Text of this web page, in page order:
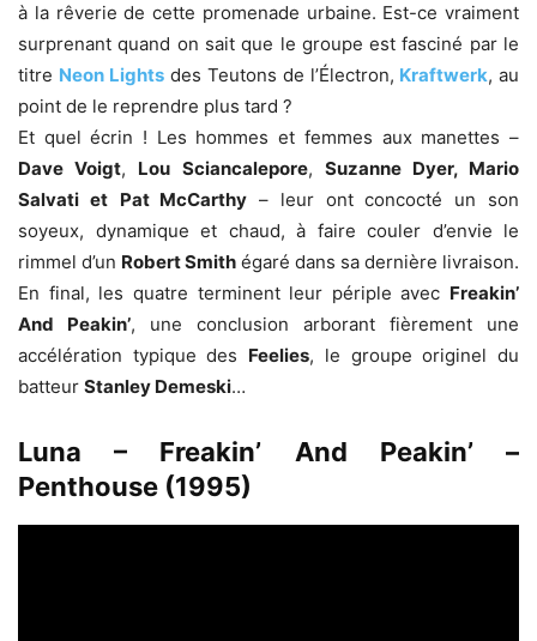
à la rêverie de cette promenade urbaine. Est-ce vraiment
surprenant quand on sait que le groupe est fasciné par le
titre Neon Lights des Teutons de l’Électron, Kraftwerk, au
point de le reprendre plus tard ?
Et quel écrin ! Les hommes et femmes aux manettes –
Dave Voigt, Lou Sciancalepore, Suzanne Dyer, Mario
Salvati et Pat McCarthy – leur ont concocté un son
soyeux, dynamique et chaud, à faire couler d’envie le
rimmel d’un Robert Smith égaré dans sa dernière livraison.
En final, les quatre terminent leur périple avec Freakin’
And Peakin’, une conclusion arborant fièrement une
accélération typique des Feelies, le groupe originel du
batteur Stanley Demeski…
Luna – Freakin’ And Peakin’ –
Penthouse (1995)